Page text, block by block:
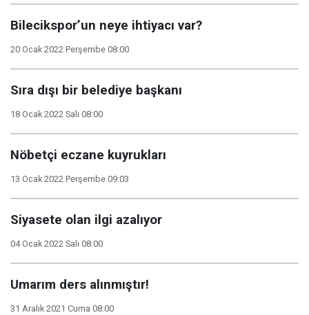
Bilecikspor’un neye ihtiyacı var?
20 Ocak 2022 Perşembe 08:00
Sıra dışı bir belediye başkanı
18 Ocak 2022 Salı 08:00
Nöbetçi eczane kuyrukları
13 Ocak 2022 Perşembe 09:03
Siyasete olan ilgi azalıyor
04 Ocak 2022 Salı 08:00
Umarım ders alınmıştır!
31 Aralık 2021 Cuma 08:00